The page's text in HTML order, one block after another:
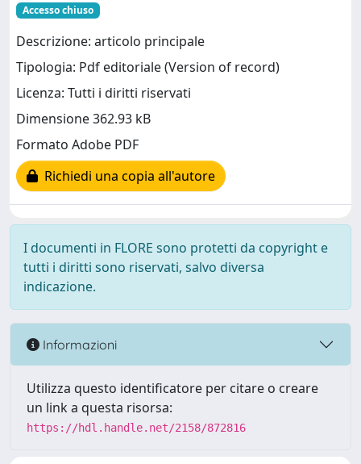
Accesso chiuso
Descrizione: articolo principale
Tipologia: Pdf editoriale (Version of record)
Licenza: Tutti i diritti riservati
Dimensione 362.93 kB
Formato Adobe PDF
Richiedi una copia all'autore
I documenti in FLORE sono protetti da copyright e
tutti i diritti sono riservati, salvo diversa
indicazione.
Informazioni
Utilizza questo identificatore per citare o creare
un link a questa risorsa:
https://hdl.handle.net/2158/872816